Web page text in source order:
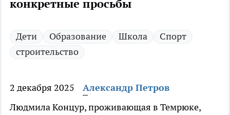
конкретные просьбы
Дети Образование Школа
Спорт
строительство
2 декабря 2025
Александр Петров
Людмила Концур, проживающая в Темрюке,